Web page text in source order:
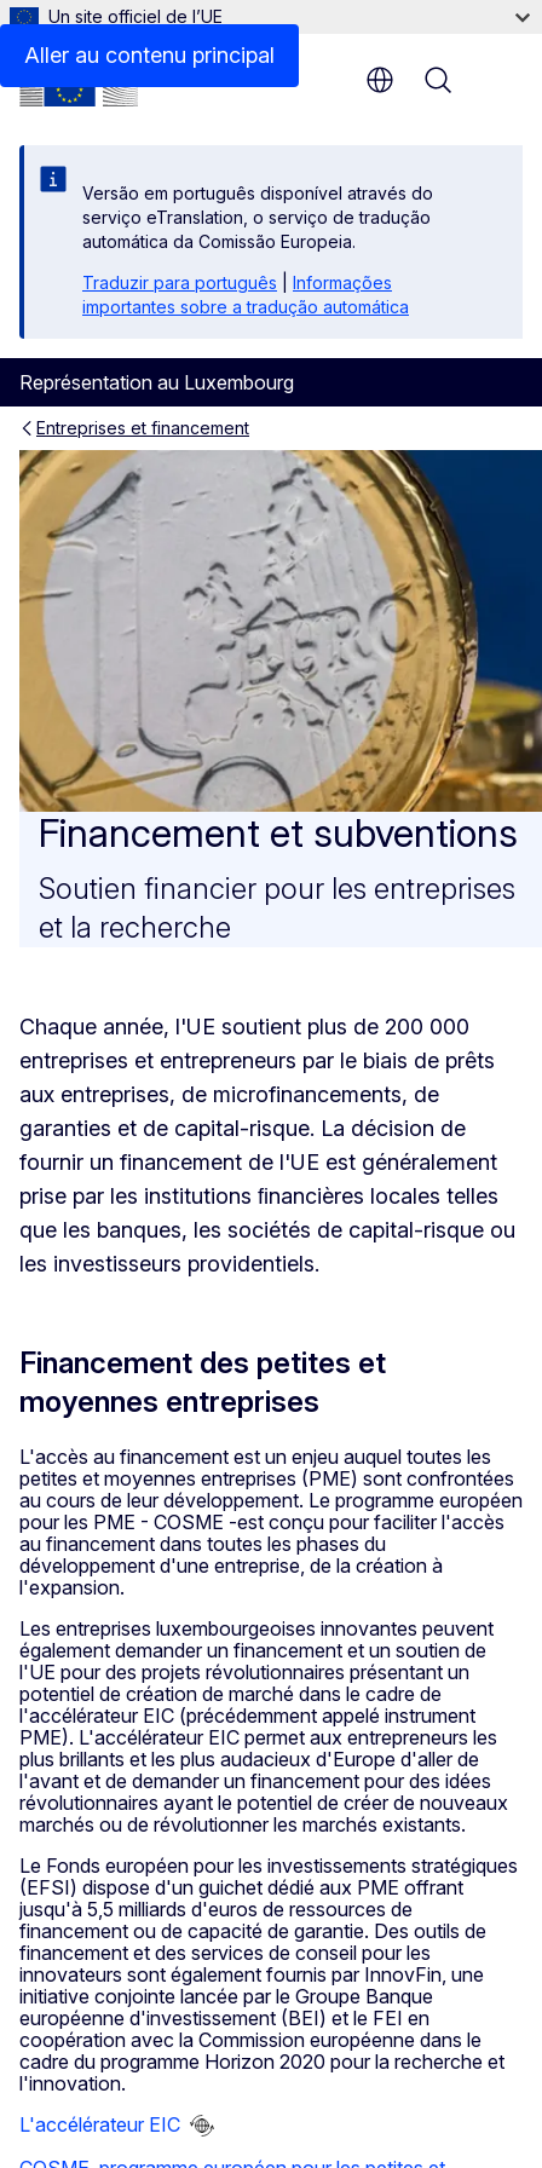
Aller au contenu principal
Un site officiel de l’UE
Versão em português disponível através do
serviço eTranslation, o serviço de tradução
automática da Comissão Europeia.
Traduzir para português
Informações
importantes sobre a tradução automática
Représentation au Luxembourg
Menu
Entreprises et financement
Financement et subventions
Financement et subventions
Soutien financier pour les entreprises
et la recherche
Chaque année, l'UE soutient plus de 200 000
entreprises et entrepreneurs par le biais de prêts
aux entreprises, de microfinancements, de
garanties et de capital-risque. La décision de
fournir un financement de l'UE est généralement
prise par les institutions ﬁnancières locales telles
que les banques, les sociétés de capital-risque ou
les investisseurs providentiels.
Financement des petites et
moyennes entreprises
L'accès au financement est un enjeu auquel toutes les
petites et moyennes entreprises (PME) sont confrontées
au cours de leur développement. Le programme européen
pour les PME - COSME -est conçu pour faciliter l'accès
au financement dans toutes les phases du
développement d'une entreprise, de la création à
l'expansion.
Les entreprises luxembourgeoises innovantes peuvent
également demander un financement et un soutien de
l'UE pour des projets révolutionnaires présentant un
potentiel de création de marché dans le cadre de
l'accélérateur EIC (précédemment appelé instrument
PME). L'accélérateur EIC permet aux entrepreneurs les
plus brillants et les plus audacieux d'Europe d'aller de
l'avant et de demander un financement pour des idées
révolutionnaires ayant le potentiel de créer de nouveaux
marchés ou de révolutionner les marchés existants.
Le Fonds européen pour les investissements stratégiques
(EFSI) dispose d'un guichet dédié aux PME offrant
jusqu'à 5,5 milliards d'euros de ressources de
financement ou de capacité de garantie. Des outils de
financement et des services de conseil pour les
innovateurs sont également fournis par InnovFin, une
initiative conjointe lancée par le Groupe Banque
européenne d'investissement (BEI) et le FEI en
coopération avec la Commission européenne dans le
cadre du programme Horizon 2020 pour la recherche et
l'innovation.
L'accélérateur EIC